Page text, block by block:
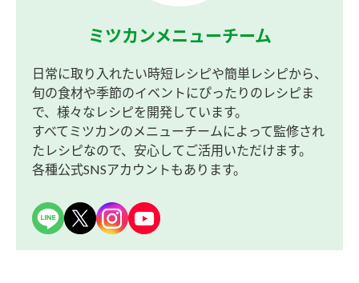
ミツカンメニューチーム
日常に取り入れたい時短レシピや簡単レシピから、
旬の食材や季節のイベントにぴったりのレシピま
で、様々なレシピを開発しています。
すべてミツカンのメニューチームによって監修され
たレシピなので、安心してご活用いただけます。
各種公式SNSアカウントもあります。